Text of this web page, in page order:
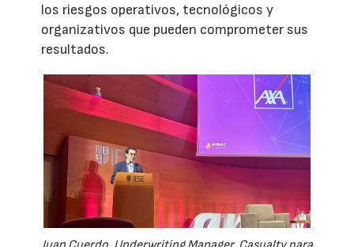
los riesgos operativos, tecnológicos y
organizativos que pueden comprometer sus
resultados.